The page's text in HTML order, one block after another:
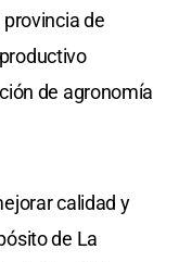
provincia de
de agronomía
calidad y
de La